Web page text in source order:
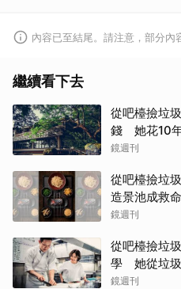
內容已至結尾。請注意，部分內
繼續看下去
從吧檯撿垃
錢 她花10
瀕臨破產
鏡週刊
從吧檯撿垃
造景池成救
了50次
鏡週刊
從吧檯撿垃
學 她從垃
難訂的餐廳
鏡週刊